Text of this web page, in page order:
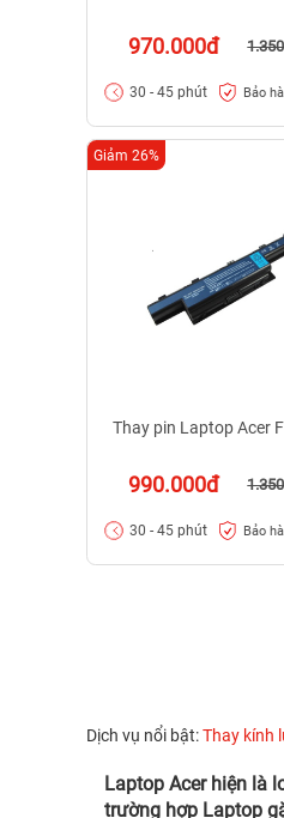
970.000đ
30 - 45 phút Bảo
Thay pin Laptop Acer
990.000đ
Giảm 26%
30 - 45 phút Bảo
Dịch vụ nổi bật:Thay kính
Laptop Acer hiện là
trường hợp Laptop